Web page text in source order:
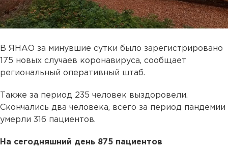
В ЯНАО за минувшие сутки было зарегистрировано
175 новых случаев коронавируса, сообщает
региональный оперативный штаб.
Также за период 235 человек выздоровели.
Скончались два человека, всего за период пандемии
умерли 316 пациентов.
На сегодняшний день 875 пациентов